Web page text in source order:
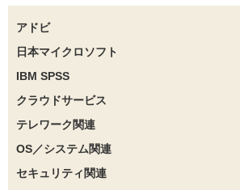
アドビ
日本マイクロソフト
IBM SPSS
クラウドサービス
テレワーク関連
OS／システム関連
セキュリティ関連